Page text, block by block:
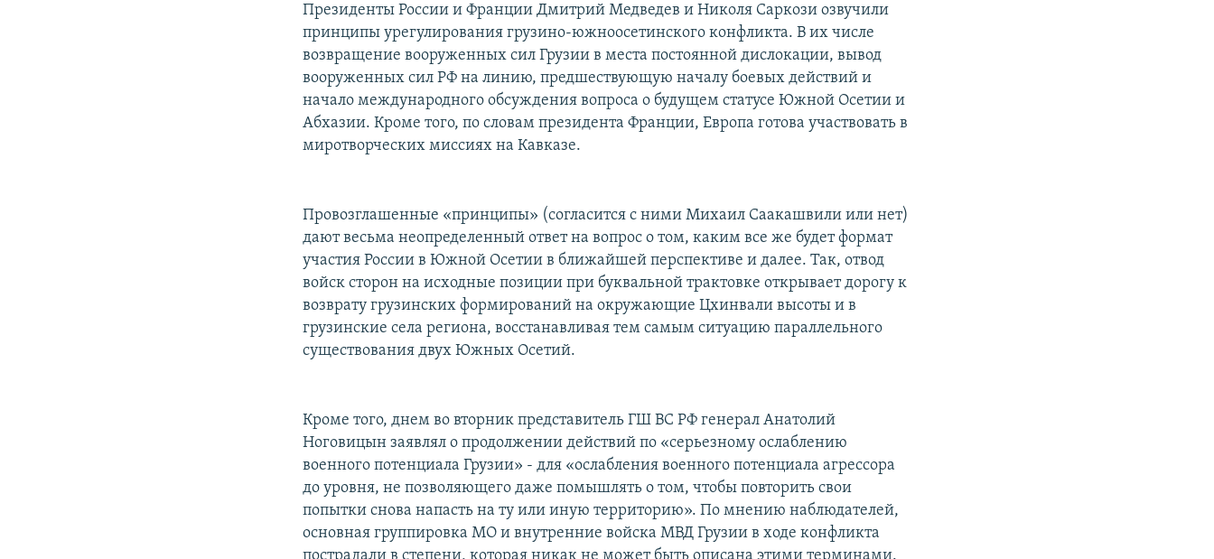
Президенты России и Франции Дмитрий Медведев и Николя Саркози озвучили
принципы урегулирования грузино-южноосетинского конфликта. В их числе
возвращение вооруженных сил Грузии в места постоянной дислокации, вывод
вооруженных сил РФ на линию, предшествующую началу боевых действий и
начало международного обсуждения вопроса о будущем статусе Южной Осетии и
Абхазии. Кроме того, по словам президента Франции, Европа готова участвовать в
миротворческих миссиях на Кавказе.
Провозглашенные «принципы» (согласится с ними Михаил Саакашвили или нет)
дают весьма неопределенный ответ на вопрос о том, каким все же будет формат
участия России в Южной Осетии в ближайшей перспективе и далее. Так, отвод
войск сторон на исходные позиции при буквальной трактовке открывает дорогу к
возврату грузинских формирований на окружающие Цхинвали высоты и в
грузинские села региона, восстанавливая тем самым ситуацию параллельного
существования двух Южных Осетий.
Кроме того, днем во вторник представитель ГШ ВС РФ генерал Анатолий
Ноговицын заявлял о продолжении действий по «серьезному ослаблению
военного потенциала Грузии» - для «ослабления военного потенциала агрессора
до уровня, не позволяющего даже помышлять о том, чтобы повторить свои
попытки снова напасть на ту или иную территорию». По мнению наблюдателей,
основная группировка МО и внутренние войска МВД Грузии в ходе конфликта